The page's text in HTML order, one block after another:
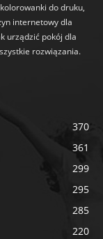
do druku,
internetowy dla
urządzić pokój dla
rozwiązania.
370
361
299
295
285
220